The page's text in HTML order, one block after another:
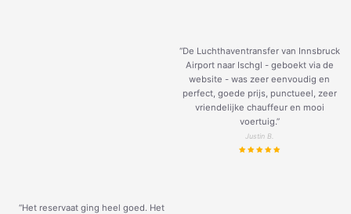
“De Luchthaventransfer van Innsbruck
Airport naar Ischgl - geboekt via de
website - was zeer eenvoudig en
perfect, goede prijs, punctueel, zeer
vriendelijke chauffeur en mooi
voertuig.”
Justin B.
“Het reservaat ging heel goed. Het